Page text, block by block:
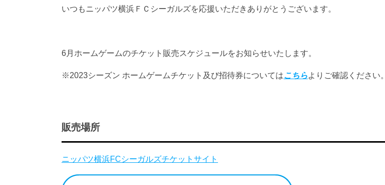
いつもニッパツ横浜ＦＣシーガルズを応援いただきありがとうございます。
6月ホームゲームのチケット販売スケジュールをお知らせいたします。
※2023シーズン ホームゲームチケット及び招待券についてはこちらよりご確認ください。
販売場所
ニッパツ横浜FCシーガルズチケットサイト